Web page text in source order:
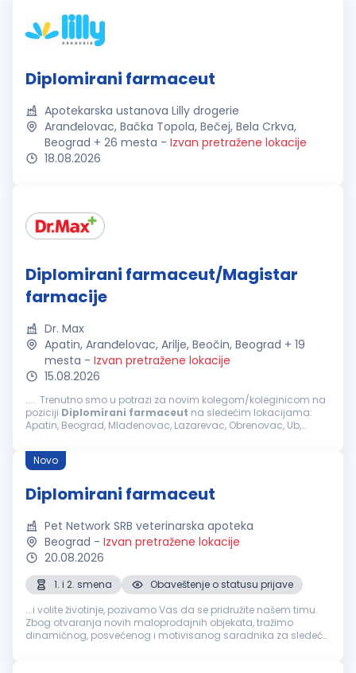
Diplomirani farmaceut
Apotekarska ustanova Lilly drogerie
Aranđelovac, Bačka Topola, Bečej, Bela Crkva,
Beograd + 26 mesta - Izvan pretražene lokacije
18.08.2026
Diplomirani farmaceut/Magistar
farmacije
Dr. Max
Apatin, Aranđelovac, Arilje, Beočin, Beograd + 19
mesta - Izvan pretražene lokacije
15.08.2026
.... Trenutno smo u potrazi za novim kolegom/koleginicom na
poziciji Diplomirani farmaceut na sledećim lokacijama:
Apatin, Beograd, Mladenovac, Lazarevac, Obrenovac, Ub,
Stara Pazova...
Novo
Diplomirani farmaceut
Pet Network SRB veterinarska apoteka
Beograd - Izvan pretražene lokacije
20.08.2026
1. i 2. smena
Obaveštenje o statusu prijave
...i volite životinje, pozivamo Vas da se pridružite našem timu.
Zbog otvaranja novih maloprodajnih objekata, tražimo
dinamičnog, posvećenog i motivisanog saradnika za sledeće